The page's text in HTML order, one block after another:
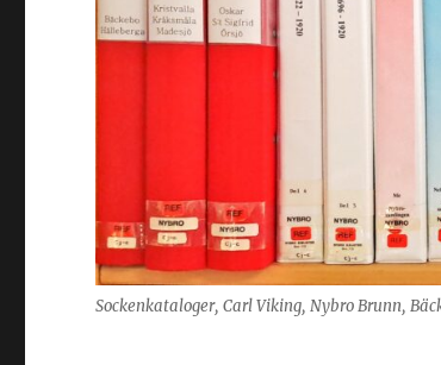
Sockenkataloger, Carl Viking, Nybro Brunn,